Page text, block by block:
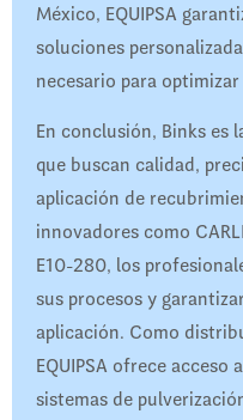
México, EQUIPSA
soluciones
necesario para
En conclusión, Binks es
que buscan calidad,
aplicación de
innovadores como
E10-280, los
sus procesos y
aplicación. Como
EQUIPSA ofrece acceso
sistemas de